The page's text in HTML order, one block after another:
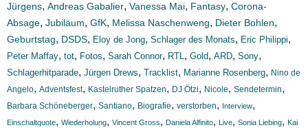
Jürgens, Andreas Gabalier, Vanessa Mai, Fantasy, Corona-
Absage, Jubiläum, GfK, Melissa Naschenweng, Dieter Bohlen,
Geburtstag, DSDS, Eloy de Jong, Schlager des Monats, Eric Philippi,
Peter Maffay, tot, Fotos, Sarah Connor, RTL, Gold, ARD, Sony,
Schlagerhitparade, Jürgen Drews, Tracklist, Marianne Rosenberg, Nino de
Angelo, Adventsfest, Kastelruther Spatzen, DJ Ötzi, Nicole, Sendetermin,
Barbara Schöneberger, Santiano, Biografie, verstorben, Interview,
Einschaltquote, Wiederholung, Vincent Gross, Daniela Alfinito, Live, Sonia Liebing, Kai